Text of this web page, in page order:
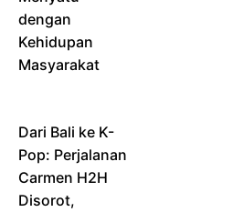
dengan
Kehidupan
Masyarakat
Dari Bali ke K-
Pop: Perjalanan
Carmen H2H
Disorot,